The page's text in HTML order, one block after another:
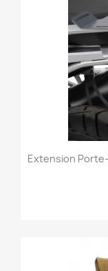
Extension Porte-